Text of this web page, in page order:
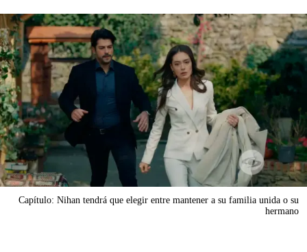
Capítulo: Nihan tendrá que elegir entre mantener a su familia unida o su
hermano